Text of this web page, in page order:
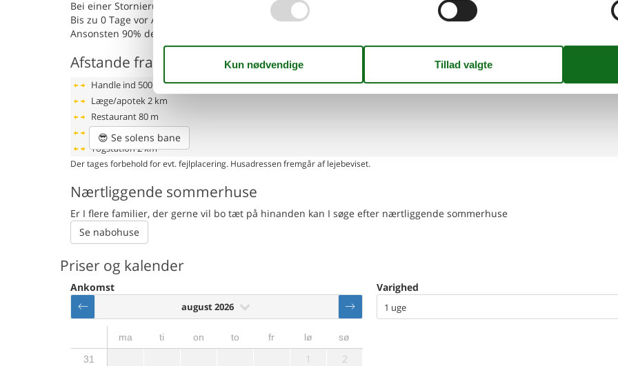
Bei einer Stornierung werden folgende Gebühren fällig:
Bis zu 0 Tage vor Anreise: 90% der Buchungssumme
Ansonsten 90% der Buchungssumme
Afstande fra ferieboligen og placering på kort
Handle ind 500 m
Læge/apotek2 km
Restaurant80 m
Strand
200 m
Togstation2 km
😎 Se solens bane
Der tages forbehold for evt. fejlplacering. Husadressen fremgår af lejebeviset.
Nærtliggende sommerhuse
Er I flere familier, der gerne vil bo tæt på hinanden kan I søge efter nærtliggende sommerhuse
Se nabohuse
Priser og kalender
Ankomst
august 2026
ma ti on to fr lø
sø
31
1 2
Varighed
1 uge